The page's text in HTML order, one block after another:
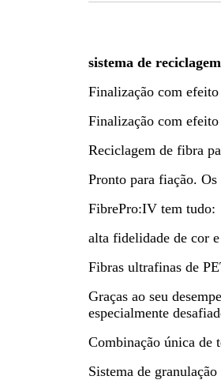
sistema de
Finalização com
Finalização com
Reciclagem de fibra
Pronto para fiação.
FibrePro:IV tem tudo:
alta fidelidade de cor e
Fibras ultrafinas de
Graças ao seu
especialmente
Combinação única de
Sistema de